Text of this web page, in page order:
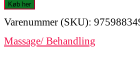
Køb her
Varenummer (SKU):
Massage/ Behandling